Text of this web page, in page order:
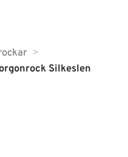
Silkeslen